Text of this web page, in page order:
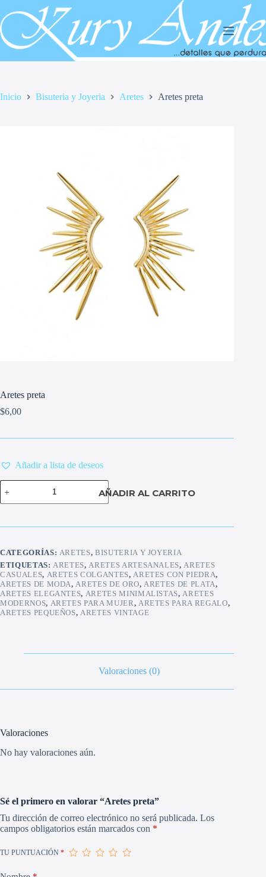
al
contenido
Inicio Bisuteria y Joyeria Aretes Aretes preta
Aretes preta
$6,00
Añadir a lista de deseos
Aretes
preta
cantidad
AÑADIR AL CARRITO
CATEGORÍAS: ARETES,BISUTERIA Y JOYERIA
ETIQUETAS: ARETES, ARETES ARTESANALES, ARETES
CASUALES, ARETES COLGANTES, ARETES CON PIEDRA,
ARETES DE MODA, ARETES DE ORO, ARETES DE PLATA,
ARETES ELEGANTES, ARETES MINIMALISTAS, ARETES
MODERNOS, ARETES PARA MUJER, ARETES PARA REGALO,
ARETES PEQUEÑOS, ARETES VINTAGE
Valoraciones (0)
Valoraciones
No hay valoraciones aún.
Sé el primero en valorar “Aretes preta”
Tu dirección de correo electrónico no será publicada. Los
campos obligatorios están marcados con *
TU PUNTUACIÓN *